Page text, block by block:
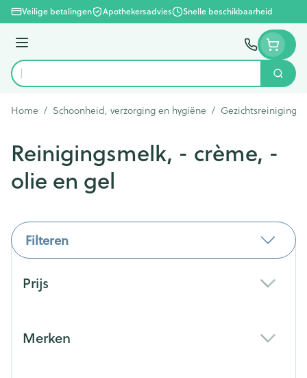
Ga naar de inhoud
Veilige betalingen Apothekersadvies Snelle beschikbaarheid
Menu
Product, merk, categorie...
Zoek
Home / Schoonheid, verzorging en hygiëne / Gezichtsreiniging
Reinigingsmelk, - crème, -
olie en gel
Filteren
Prijs
Merken